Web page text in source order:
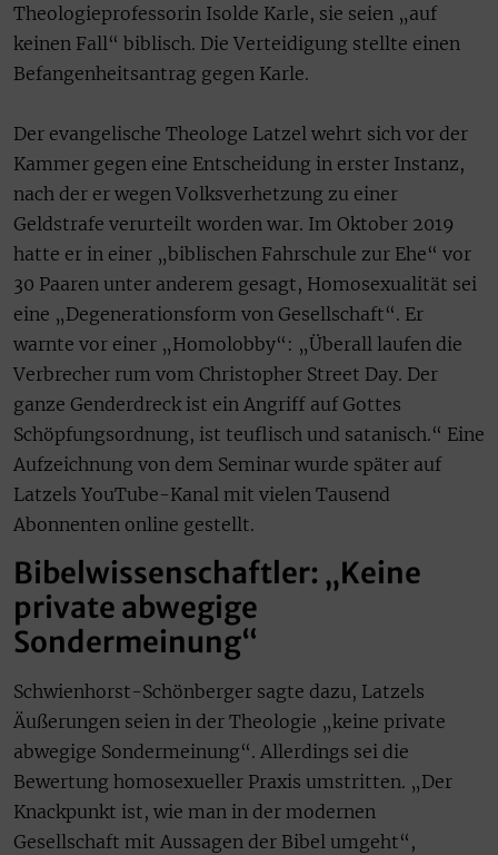
Theologieprofessorin Isolde Karle, sie seien „auf
keinen Fall“ biblisch. Die Verteidigung stellte einen
Befangenheitsantrag gegen Karle.
Der evangelische Theologe Latzel wehrt sich vor der
Kammer gegen eine Entscheidung in erster Instanz,
nach der er wegen Volksverhetzung zu einer
Geldstrafe verurteilt worden war. Im Oktober 2019
hatte er in einer „biblischen Fahrschule zur Ehe“ vor
30 Paaren unter anderem gesagt, Homosexualität sei
eine „Degenerationsform von Gesellschaft“. Er
warnte vor einer „Homolobby“: „Überall laufen die
Verbrecher rum vom Christopher Street Day. Der
ganze Genderdreck ist ein Angriff auf Gottes
Schöpfungsordnung, ist teuflisch und satanisch.“ Eine
Aufzeichnung von dem Seminar wurde später auf
Latzels YouTube-Kanal mit vielen Tausend
Abonnenten online gestellt.
Bibelwissenschaftler: „Keine
private abwegige
Sondermeinung“
Schwienhorst-Schönberger sagte dazu, Latzels
Äußerungen seien in der Theologie „keine private
abwegige Sondermeinung“. Allerdings sei die
Bewertung homosexueller Praxis umstritten. „Der
Knackpunkt ist, wie man in der modernen
Gesellschaft mit Aussagen der Bibel umgeht“,